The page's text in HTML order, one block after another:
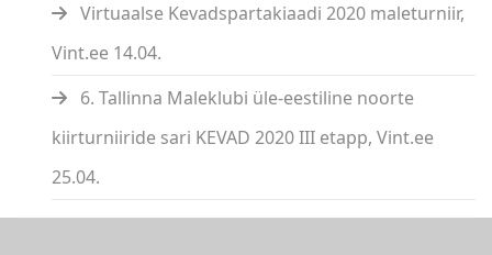
Virtuaalse Kevadspartakiaadi 2020 maleturniir,
Vint.ee 14.04.
6. Tallinna Maleklubi üle-eestiline noorte
kiirturniiride sari KEVAD 2020 III etapp, Vint.ee
25.04.